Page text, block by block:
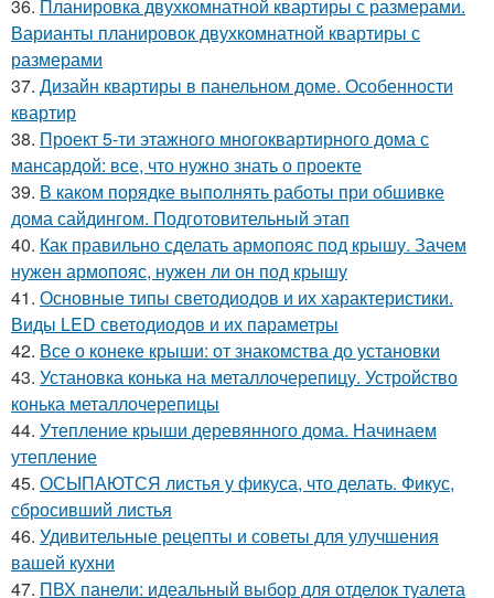
36. Планировка двухкомнатной квартиры с размерами.
Варианты планировок двухкомнатной квартиры с
размерами
37. Дизайн квартиры в панельном доме. Особенности
квартир
38. Проект 5-ти этажного многоквартирного дома с
мансардой: все, что нужно знать о проекте
39. В каком порядке выполнять работы при обшивке
дома сайдингом. Подготовительный этап
40. Как правильно сделать армопояс под крышу. Зачем
нужен армопояс, нужен ли он под крышу
41. Основные типы светодиодов и их характеристики.
Виды LED светодиодов и их параметры
42. Все о конеке крыши: от знакомства до установки
43. Установка конька на металлочерепицу. Устройство
конька металлочерепицы
44. Утепление крыши деревянного дома. Начинаем
утепление
45. ОСЫПАЮТСЯ листья у фикуса, что делать. Фикус,
сбросивший листья
46. Удивительные рецепты и советы для улучшения
вашей кухни
47. ПВХ панели: идеальный выбор для отделок туалета